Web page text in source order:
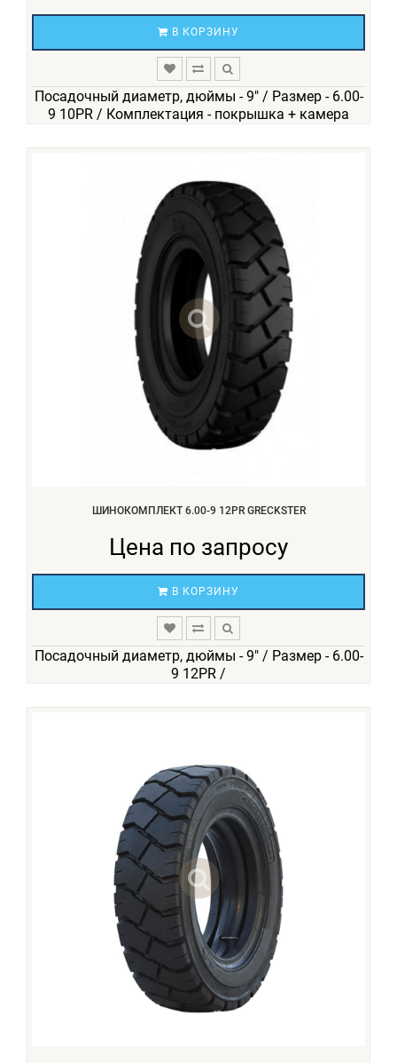
В КОРЗИНУ
Посадочный диаметр, дюймы - 9" / Размер - 6.00-
9 10PR / Комплектация - покрышка + камера
ШИНОКОМПЛЕКТ 6.00-9 12PR GRECKSTER
Цена по запросу
В КОРЗИНУ
Посадочный диаметр, дюймы - 9" / Размер - 6.00-
9 12PR /